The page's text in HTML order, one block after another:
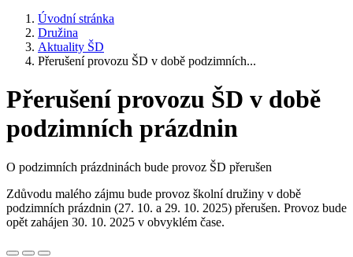
Úvodní stránka
Družina
Aktuality ŠD
Přerušení provozu ŠD v době podzimních...
Přerušení provozu ŠD v době
podzimních prázdnin
O podzimních prázdninách bude provoz ŠD přerušen
Zdůvodu malého zájmu bude provoz školní družiny v době
podzimních prázdnin (27. 10. a 29. 10. 2025) přerušen. Provoz bude
opět zahájen 30. 10. 2025 v obvyklém čase.